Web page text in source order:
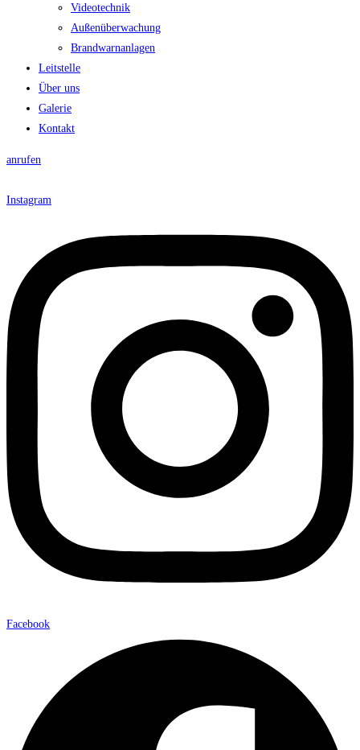
Videotechnik
Außenüberwachung
Brandwarnanlagen
Leitstelle
Über uns
Galerie
Kontakt
anrufen
Instagram
Facebook